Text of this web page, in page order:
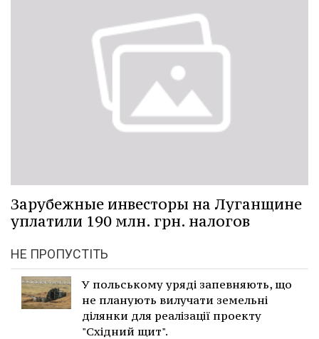
Зарубежные инвесторы на Луганщине
уплатили 190 млн. грн. налогов
НЕ ПРОПУСТІТЬ
У польському уряді запевняють, що
не планують вилучати земельні
ділянки для реалізації проекту
"Східний щит".